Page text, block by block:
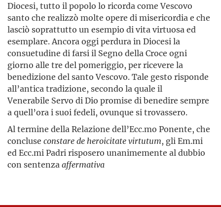
Diocesi, tutto il popolo lo ricorda come Vescovo
santo che realizzò molte opere di misericordia e che
lasciò soprattutto un esempio di vita virtuosa ed
esemplare. Ancora oggi perdura in Diocesi la
consuetudine di farsi il Segno della Croce ogni
giorno alle tre del pomeriggio, per ricevere la
benedizione del santo Vescovo. Tale gesto risponde
all’antica tradizione, secondo la quale il
Venerabile Servo di Dio promise di benedire sempre
a quell’ora i suoi fedeli, ovunque si trovassero.
Al termine della Relazione dell’Ecc.mo Ponente, che
concluse constare de heroicitate virtutum, gli Em.mi
ed Ecc.mi Padri risposero unanimemente al dubbio
con sentenza affermativa